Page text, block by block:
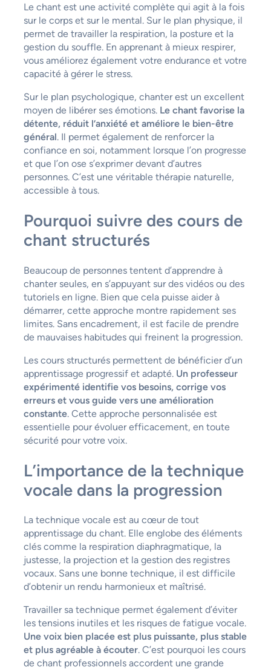
Le chant est une activité complète qui agit à la fois
sur le corps et sur le mental. Sur le plan physique, il
permet de travailler la respiration, la posture et la
gestion du souffle. En apprenant à mieux respirer,
vous améliorez également votre endurance et votre
capacité à gérer le stress.
Sur le plan psychologique, chanter est un excellent
moyen de libérer ses émotions. Le chant favorise la
détente, réduit l’anxiété et améliore le bien-être
général. Il permet également de renforcer la
confiance en soi, notamment lorsque l’on progresse
et que l’on ose s’exprimer devant d’autres
personnes. C’est une véritable thérapie naturelle,
accessible à tous.
Pourquoi suivre des cours de
chant structurés
Beaucoup de personnes tentent d’apprendre à
chanter seules, en s’appuyant sur des vidéos ou des
tutoriels en ligne. Bien que cela puisse aider à
démarrer, cette approche montre rapidement ses
limites. Sans encadrement, il est facile de prendre
de mauvaises habitudes qui freinent la progression.
Les cours structurés permettent de bénéficier d’un
apprentissage progressif et adapté. Un professeur
expérimenté identifie vos besoins, corrige vos
erreurs et vous guide vers une amélioration
constante. Cette approche personnalisée est
essentielle pour évoluer efficacement, en toute
sécurité pour votre voix.
L’importance de la technique
vocale dans la progression
La technique vocale est au cœur de tout
apprentissage du chant. Elle englobe des éléments
clés comme la respiration diaphragmatique, la
justesse, la projection et la gestion des registres
vocaux. Sans une bonne technique, il est difficile
d’obtenir un rendu harmonieux et maîtrisé.
Travailler sa technique permet également d’éviter
les tensions inutiles et les risques de fatigue vocale.
Une voix bien placée est plus puissante, plus stable
et plus agréable à écouter. C’est pourquoi les cours
de chant professionnels accordent une grande